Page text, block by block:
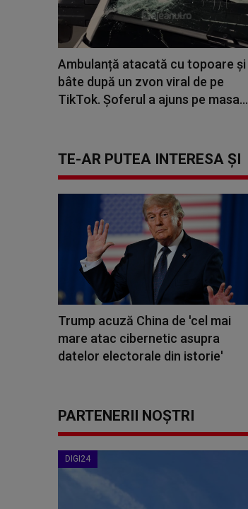
Ambulanță atacată cu topoare și
bâte după un zvon viral de pe
TikTok. Șoferul a ajuns pe masa...
TE-AR PUTEA INTERESA ȘI
Trump acuză China de 'cel mai
mare atac cibernetic asupra
datelor electorale din istorie'
PARTENERII NOȘTRI
DIGI24